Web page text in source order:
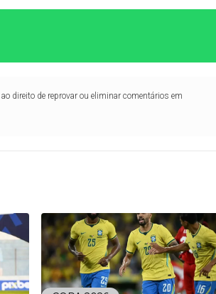
direito de reprovar ou eliminar comentários em